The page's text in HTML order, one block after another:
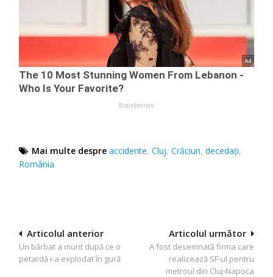
Mai multe despre accidente,Cluj,Crăciun,decedaţi,
România
Navigare
în
Articolul următor
A fost desemnată firma care
realizează SF-ul pentru
metroul din Cluj-Napoca
Articolul anterior
Un bărbat a murit după ce o
petardă i-a explodat în gură